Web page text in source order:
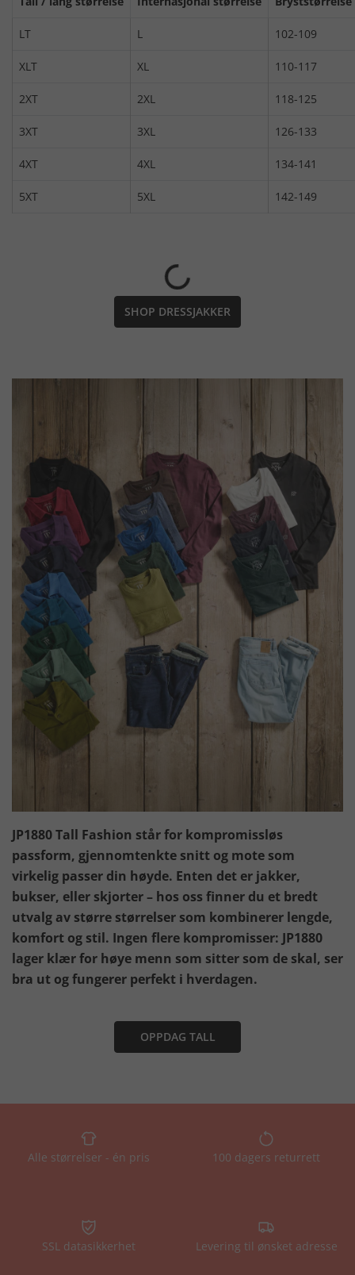
LT L 102-109
XLT XL 110-117
2XT 2XL 118-125
3XT 3XL 126-133
4XT 4XL 134-141
5XT 5XL 142-149
SHOP DRESSJAKKER
JP1880 Tall Fashion står for kompromissløs
passform, gjennomtenkte snitt og mote som
virkelig passer din høyde. Enten det er jakker,
bukser, eller skjorter – hos oss finner du et bredt
utvalg av større størrelser som kombinerer lengde,
komfort og stil. Ingen flere kompromisser: JP1880
lager klær for høye menn som sitter som de skal, ser
bra ut og fungerer perfekt i hverdagen.
OPPDAG TALL
Alle størrelser - én pris 100 dagers returrett
SSL datasikkerhet Levering til ønsket adresse